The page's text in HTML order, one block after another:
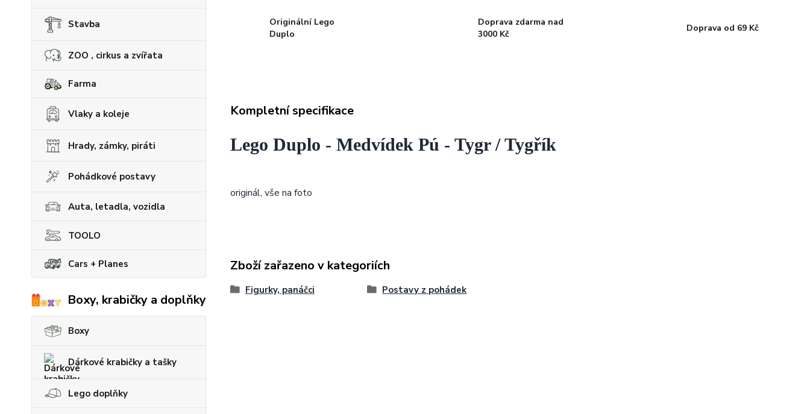
Stavba
ZOO , cirkus a zvířata
Farma
Vlaky a koleje
Hrady, zámky, piráti
Pohádkové postavy
Auta, letadla, vozidla
TOOLO
Cars + Planes
Boxy, krabičky a doplňky
Boxy
Dárkové krabičky a tašky
Lego doplňky
Originální Lego
Duplo
Doprava zdarma nad
3000 Kč
Doprava od 69 Kč
Kompletní specifikace
Lego Duplo - Medvídek Pú - Tygr / Tygřík
originál, vše na foto
Zboží zařazeno v kategoriích
Figurky, panáčci Postavy z pohádek